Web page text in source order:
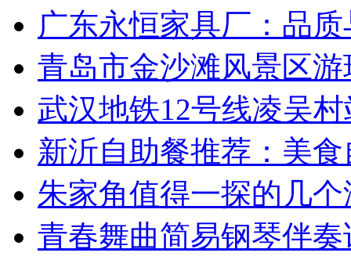
广东永恒家具厂：品
青岛市金沙滩风景区
武汉地铁12号线凌吴
新沂自助餐推荐：美
朱家角值得一探的几
青春舞曲简易钢琴伴